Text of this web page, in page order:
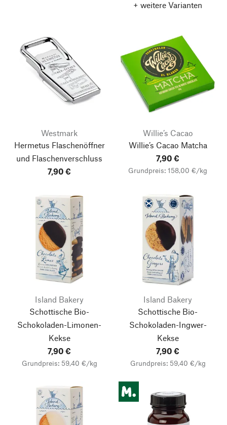
+ weitere Varianten
Westmark
Hermetus Flaschenöffner
und Flaschenverschluss
7,90 €
Willie’s Cacao
Willie’s Cacao Matcha
7,90 €
Grundpreis: 158,00 €/kg
Island Bakery
Schottische Bio-
Schokoladen-Limonen-
Kekse
7,90 €
Grundpreis: 59,40 €/kg
Island Bakery
Schottische Bio-
Schokoladen-Ingwer-
Kekse
7,90 €
Grundpreis: 59,40 €/kg